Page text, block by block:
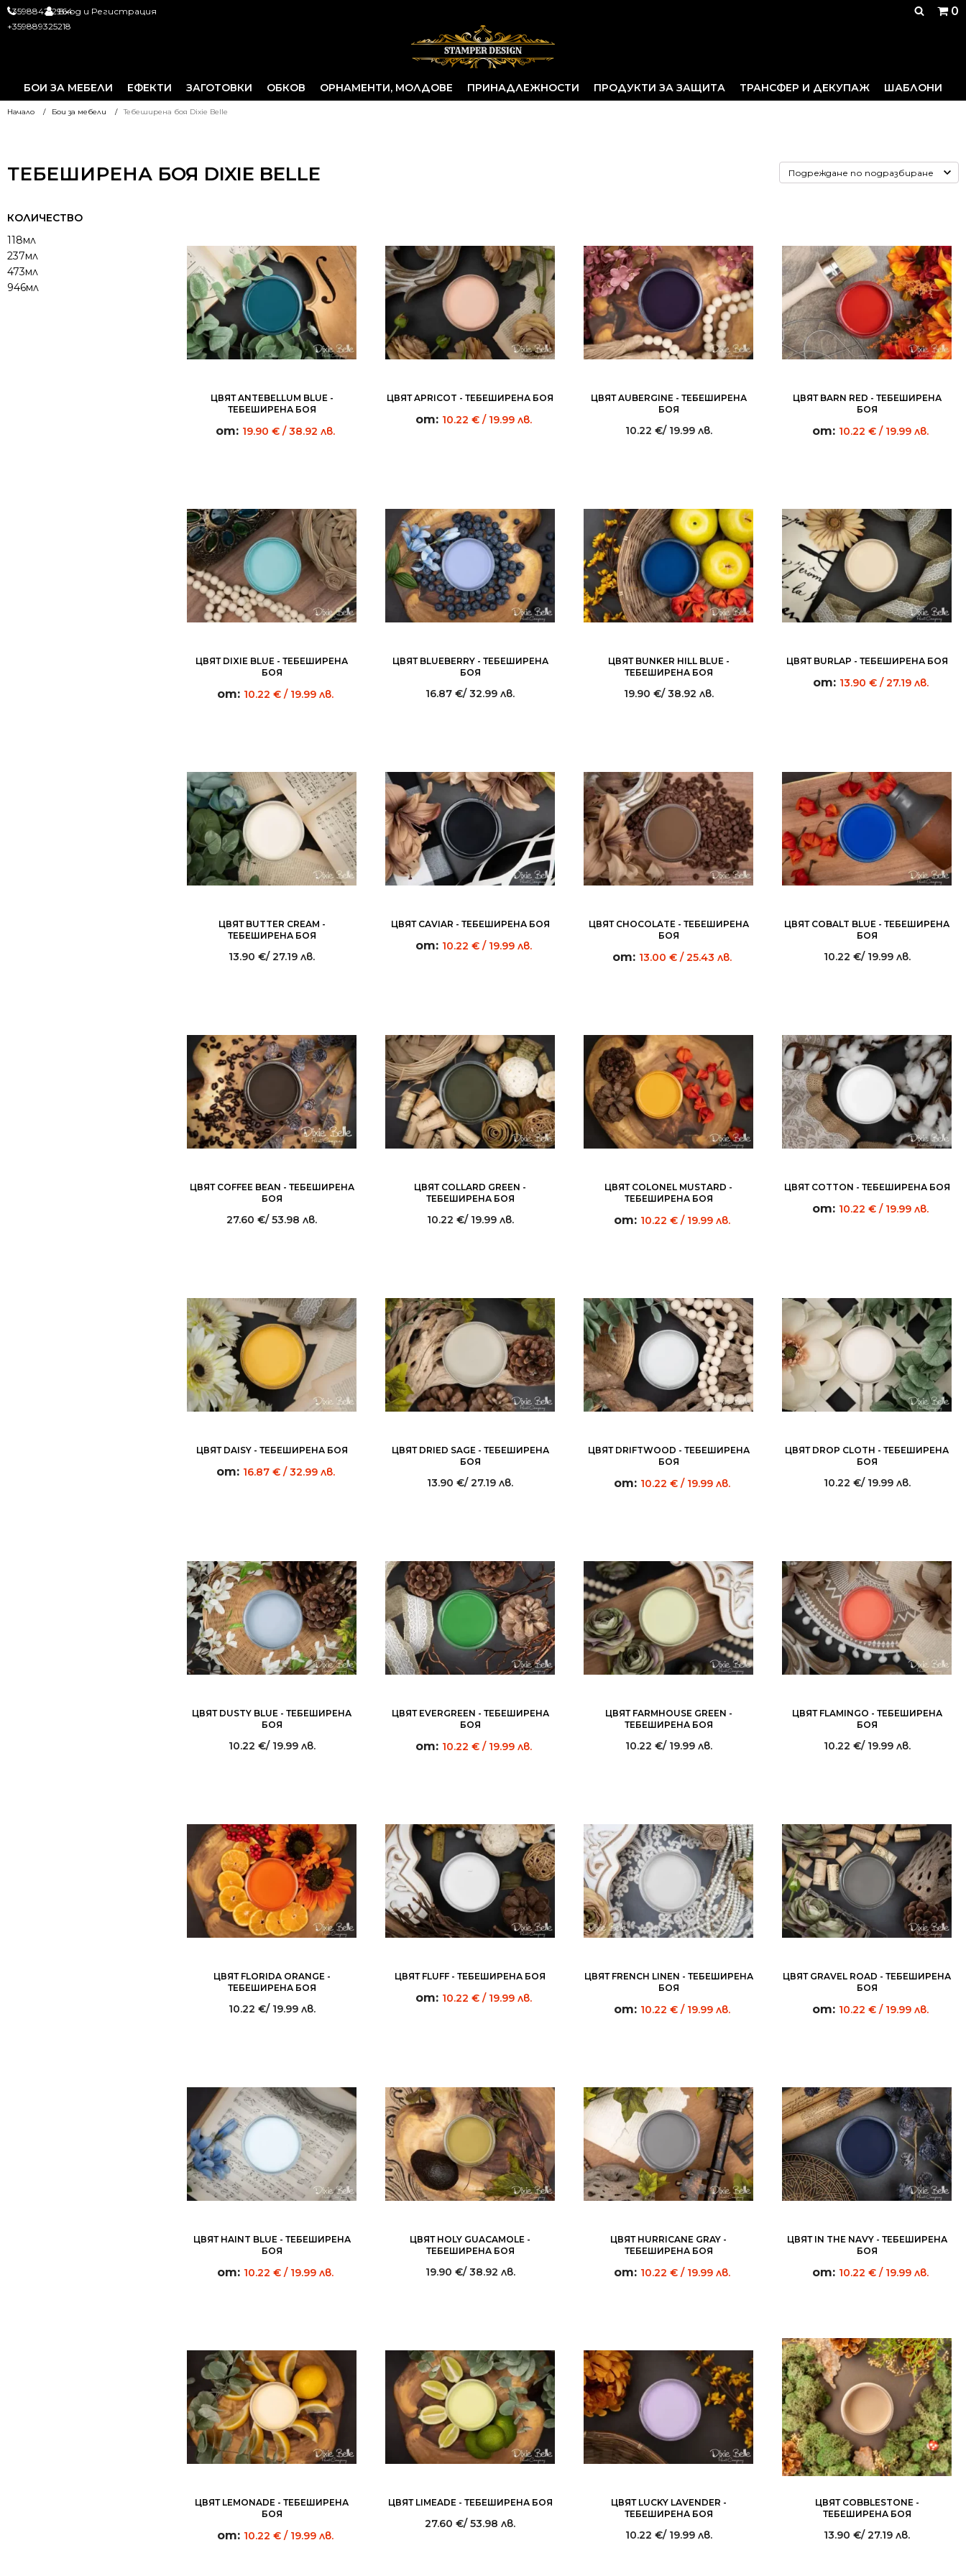
БОИ ЗА МЕБЕЛИ ЕФЕКТИ ЗАГОТОВКИ ОБКОВ ОРНАМЕНТИ, МОЛДОВЕ ПРИНАДЛЕЖНОСТИ ПРОДУКТИ ЗА ЗАЩИТА ТРАНСФЕР И ДЕКУПАЖ ШАБЛОНИ
0
+359884212964
+359889325218
Вход и Регистрация
Начало Бои за мебели Тебеширена боя Dixie Belle
ТЕБЕШИРЕНА БОЯ DIXIE BELLE
КОЛИЧЕСТВО
118мл
237мл
473мл
946мл
ЦВЯТ ANTEBELLUM BLUE -
ТЕБЕШИРЕНА БОЯ
от: 19.90 € / 38.92 лв.
ЦВЯТ APRICOT - ТЕБЕШИРЕНА БОЯ
от: 10.22 € / 19.99 лв.
ЦВЯТ AUBERGINE - ТЕБЕШИРЕНА
БОЯ
10.22 €/ 19.99 лв.
ЦВЯТ BARN RED - ТЕБЕШИРЕНА
БОЯ
от: 10.22 € / 19.99 лв.
ЦВЯТ DIXIE BLUE - ТЕБЕШИРЕНА
БОЯ
от: 10.22 € / 19.99 лв.
ЦВЯТ BLUEBERRY - ТЕБЕШИРЕНА
БОЯ
16.87 €/ 32.99 лв.
ЦВЯТ BUNKER HILL BLUE -
ТЕБЕШИРЕНА БОЯ
19.90 €/ 38.92 лв.
ЦВЯТ BURLAP - ТЕБЕШИРЕНА БОЯ
от: 13.90 €/ 27.19 лв.
ЦВЯТ BUTTER CREAM -
ТЕБЕШИРЕНА БОЯ
13.90 €/ 27.19 лв.
ЦВЯТ CAVIAR - ТЕБЕШИРЕНА БОЯ
от: 10.22 € / 19.99 лв.
ЦВЯТ CHOCOLATE - ТЕБЕШИРЕНА
БОЯ
от: 13.00 € / 25.43 лв.
ЦВЯТ COBALT BLUE - ТЕБЕШИРЕНА
БОЯ
10.22 €/ 19.99 лв.
ЦВЯТ COFFEЕ BEAN - ТЕБЕШИРЕНА
БОЯ
27.60 €/ 53.98 лв.
ЦВЯТ COLLARD GREEN -
ТЕБЕШИРЕНА БОЯ
10.22 €/ 19.99 лв.
ЦВЯТ COLONEL MUSTARD -
ТЕБЕШИРЕНА БОЯ
от: 10.22 € / 19.99 лв.
ЦВЯТ COTTON - ТЕБЕШИРЕНА БОЯ
от: 10.22 € / 19.99 лв.
ЦВЯТ DAISY - ТЕБЕШИРЕНА БОЯ
от: 16.87 €/ 32.99 лв.
ЦВЯТ DRIED SAGE - ТЕБЕШИРЕНА
БОЯ
13.90 €/ 27.19 лв.
ЦВЯТ DRIFTWOOD - ТЕБЕШИРЕНА
БОЯ
от: 10.22 € / 19.99 лв.
ЦВЯТ DROP CLOTH - ТЕБЕШИРЕНА
БОЯ
10.22 €/ 19.99 лв.
ЦВЯТ DUSTY BLUE - ТЕБЕШИРЕНА
БОЯ
10.22 €/ 19.99 лв.
ЦВЯТ EVERGREEN - ТЕБЕШИРЕНА
БОЯ
от: 10.22 € / 19.99 лв.
ЦВЯТ FARMHOUSE GREEN -
ТЕБЕШИРЕНА БОЯ
10.22 €/ 19.99 лв.
ЦВЯТ FLAMINGO - ТЕБЕШИРЕНА
БОЯ
10.22 €/ 19.99 лв.
ЦВЯТ FLORIDA ORANGE -
ТЕБЕШИРЕНА БОЯ
10.22 €/ 19.99 лв.
ЦВЯТ FLUFF - ТЕБЕШИРЕНА БОЯ
от: 10.22 € / 19.99 лв.
ЦВЯТ FRENCH LINEN - ТЕБЕШИРЕНА
БОЯ
от: 10.22 € / 19.99 лв.
ЦВЯТ GRAVEL ROAD - ТЕБЕШИРЕНА
БОЯ
от: 10.22 € / 19.99 лв.
ЦВЯТ HAINT BLUE - ТЕБЕШИРЕНА
БОЯ
от: 10.22 € / 19.99 лв.
ЦВЯТ HOLY GUACAMOLE -
ТЕБЕШИРЕНА БОЯ
19.90 €/ 38.92 лв.
ЦВЯТ HURRICANE GRAY -
ТЕБЕШИРЕНА БОЯ
от: 10.22 € / 19.99 лв.
ЦВЯТ IN THE NAVY - ТЕБЕШИРЕНА
БОЯ
от: 10.22 € / 19.99 лв.
ЦВЯТ LEMONADE - ТЕБЕШИРЕНА
БОЯ
от: 10.22 € / 19.99 лв.
ЦВЯТ LIMEADE - ТЕБЕШИРЕНА БОЯ
27.60 €/ 53.98 лв.
ЦВЯТ LUCKY LAVENDER -
ТЕБЕШИРЕНА БОЯ
10.22 €/ 19.99 лв.
ЦВЯТ COBBLESTONE -
ТЕБЕШИРЕНА БОЯ
13.90 €/ 27.19 лв.